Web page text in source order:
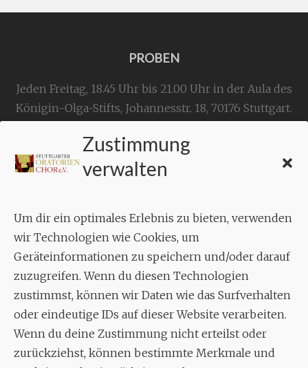
Zustimmung
verwalten
Um dir ein optimales Erlebnis zu bieten, verwenden
wir Technologien wie Cookies, um
Geräteinformationen zu speichern und/oder darauf
zuzugreifen. Wenn du diesen Technologien
zustimmst, können wir Daten wie das Surfverhalten
oder eindeutige IDs auf dieser Website verarbeiten.
Wenn du deine Zustimmung nicht erteilst oder
zurückziehst, können bestimmte Merkmale und
PROBEN
Jeden Freitag, 18.45 Uhr bis 21.00 Uhr in der Aula des
Königin-Olga-Stifts, Johannesstr. 18, 70176 Stuttgart.
KONTAKT
Geschäftsstelle:
Aixheimer Str. 18
70619 Stuttgart
MUSIK
Musikalischer Leiter:
Enrico Trummer
Tel.+49 (0)177 / 34 23 57 1